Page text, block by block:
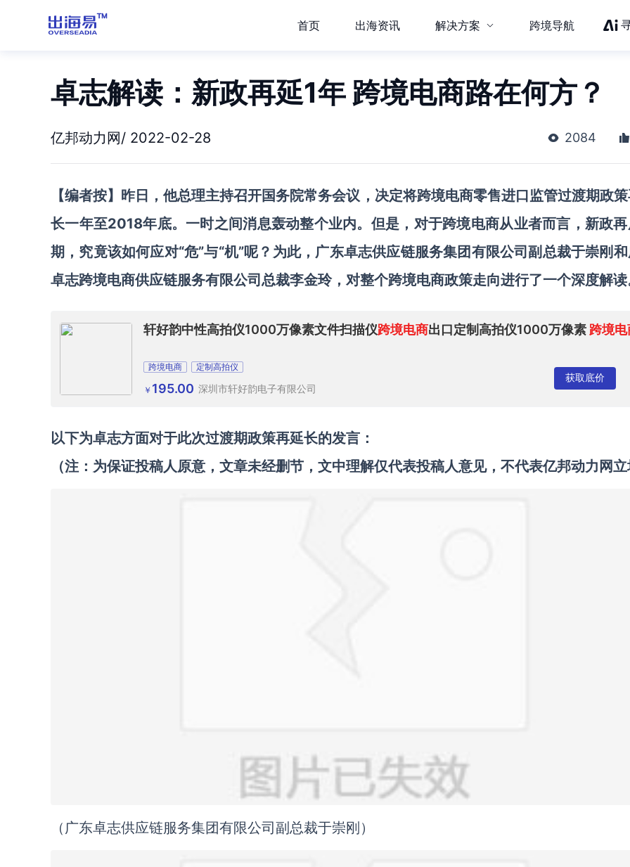
首页 出海资讯 解决方案 跨境导航
卓志解读：新政再延1年 跨境电商路在何方？
亿邦动力网/ 2022-02-28 2084
【编者按】昨日，他总理主持召开国务院常务会议，决定将跨境电商零售进口监管过渡期政
长一年至2018年底。一时之间消息轰动整个业内。但是，对于跨境电商从业者而言，新政
期，究竟该如何应对“危”与“机”呢？为此， 广东卓志供应链服务集团有限公司副总裁于崇刚和
卓志跨境电商供应链服务有限公司总裁李金玲，对整个跨境电商政策走向进行了一个深度解
轩好韵中性高拍仪1000万像素文件扫描仪跨境电商出口定制高拍仪1000万像素 跨境电
跨境电商 定制高拍仪
￥ 195.00 深圳市轩好韵电子有限公司
获取底价
以下为卓志方面对于此次过渡期政策再延长的发言：
（注：为保证投稿人原意，文章未经删节，文中理解仅代表投稿人意见，不代表亿邦动力网
（广东卓志供应链服务集团有限公司副总裁于崇刚）